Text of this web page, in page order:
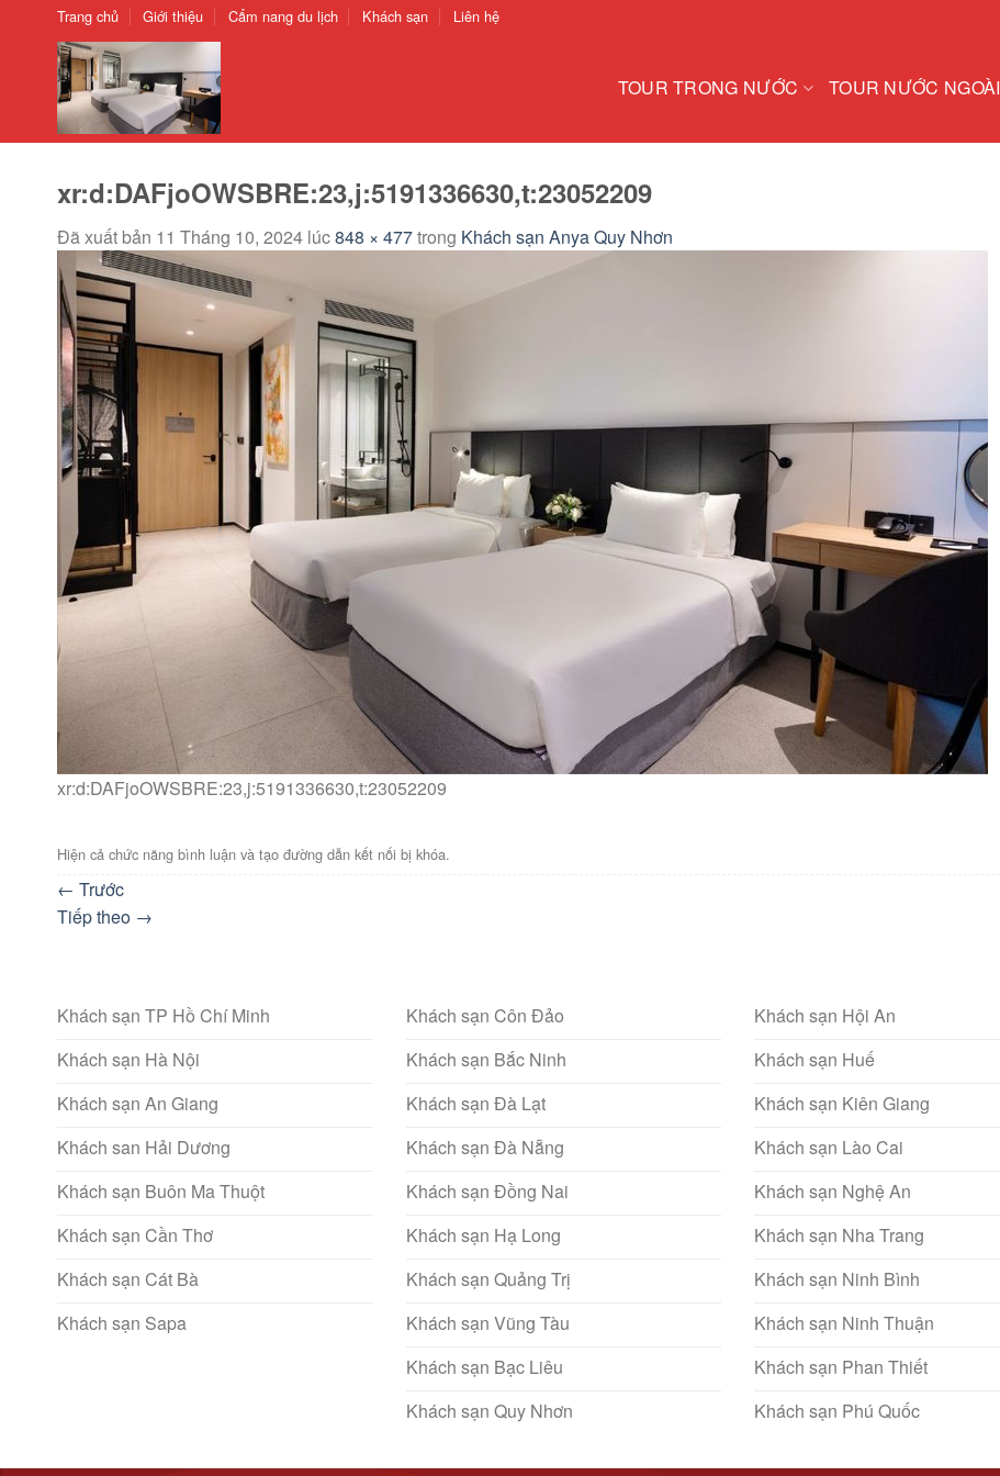
ChuyểnTrang chủ Giới thiệu Cẩm nang du lịch Khách sạn Liên hệ
TOUR TRONG NƯỚC TOUR NƯỚC NGOÀI
xr:d:DAFjoOWSBRE:23,j:5191336630,t:23052209
Đã xuất bản 11 Tháng 10, 2024 lúc848 × 477trong Khách sạn Anya Quy Nhơn
xr:d:DAFjoOWSBRE:23,j:5191336630,t:23052209
Hiện cả chức năng bình luận và tạo đường dẫn kết nối bị khóa.
← Trước
Tiếp theo →
Khách sạn TP Hồ Chí Minh
Khách sạn Hà Nội
Khách sạn An Giang
Khách san Hải Dương
Khách sạn Buôn Ma Thuột
Khách sạn Cần Thơ
Khách sạn Cát Bà
Khách sạn Sapa
Khách sạn Côn Đảo
Khách sạn Bắc Ninh
Khách sạn Đà Lạt
Khách sạn Đà Nẵng
Khách sạn Đồng Nai
Khách sạn Hạ Long
Khách sạn Quảng Trị
Khách sạn Vũng Tàu
Khách sạn Bạc Liêu
Khách sạn Quy Nhơn
Khách sạn Hội An
Khách sạn Huế
Khách sạn Kiên Giang
Khách sạn Lào Cai
Khách sạn Nghệ An
Khách sạn Nha Trang
Khách sạn Ninh Bình
Khách sạn Ninh Thuận
Khách sạn Phan Thiết
Khách sạn Phú Quốc